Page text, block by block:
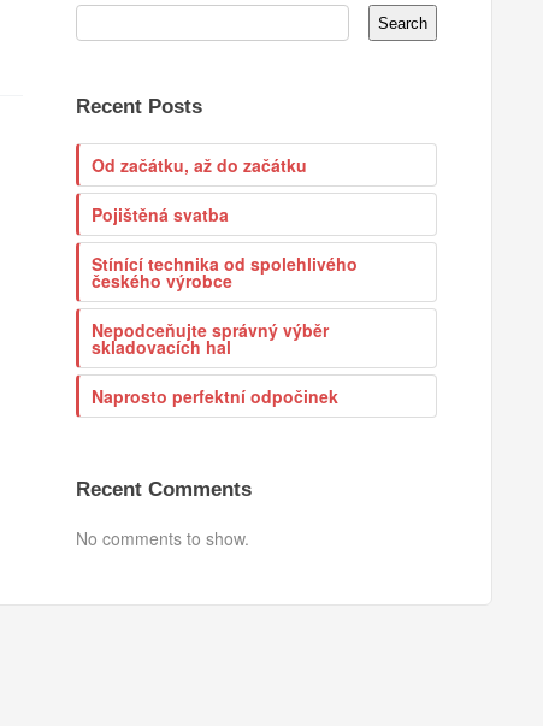
Search
Recent Posts
Od začátku, až do začátku
Pojištěná svatba
Stínící technika od spolehlivého
českého výrobce
Nepodceňujte správný výběr
skladovacích hal
Naprosto perfektní odpočinek
Recent Comments
No comments to show.